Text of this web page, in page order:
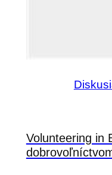
Volunteering in